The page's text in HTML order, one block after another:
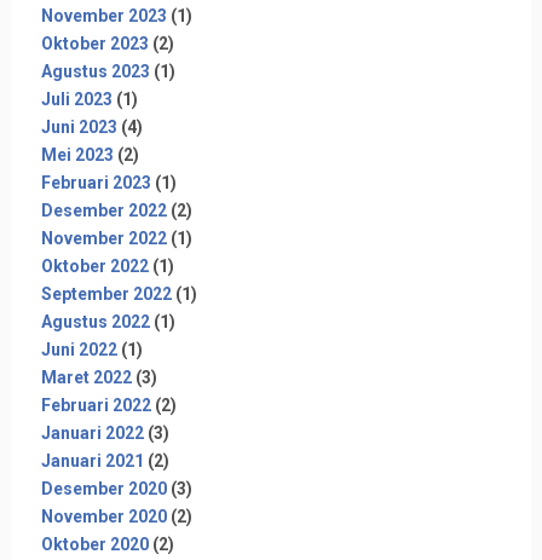
November 2023 (1)
Oktober 2023 (2)
Agustus 2023 (1)
Juli 2023 (1)
Juni 2023 (4)
Mei 2023 (2)
Februari 2023 (1)
Desember 2022(2)
November 2022(1)
Oktober 2022(1)
September 2022(1)
Agustus 2022(1)
Juni 2022(1)
Maret 2022(3)
Februari 2022(2)
Januari 2022(3)
Januari 2021 (2)
Desember 2020(3)
November 2020(2)
Oktober 2020(2)